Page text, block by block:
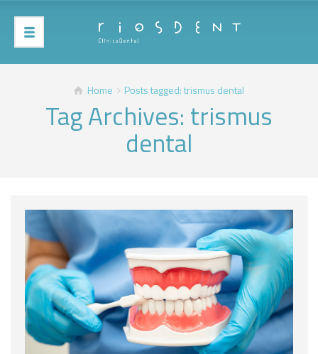
Home Posts tagged: trismus dental
Tag Archives: trismus
dental